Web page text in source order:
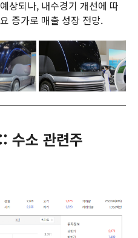
상되나, 내수경기 개선에 따
증가로 매출 성장 전망.
수소 관련주